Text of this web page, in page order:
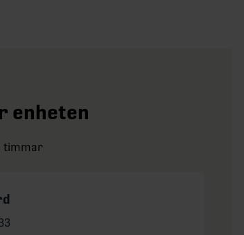
enheten
timmar